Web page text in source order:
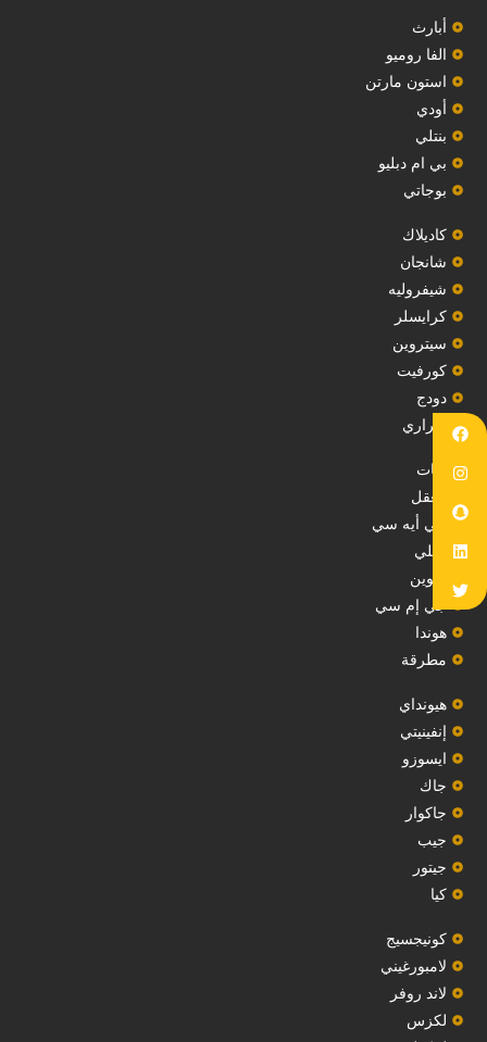
‏أبارث‏
الفا روميو
استون مارتن
أودي
بنتلي
بي ام دبليو
بوجاتي
كاديلاك
‏شانجان‏
شيفروليه
‏كرايسلر‏
سيتروين
‏كورفيت‏
دودج
فيراري
فيات
معقل
‏جي أيه سي‏
جيلي
‏تكوين‏
جي إم سي
هوندا
مطرقة
هيونداي
إنفينيتي
‏ايسوزو‏
‏جاك‏
جاكوار
جيب
‏جيتور‏
كيا
‏كونيجسيج‏
لامبورغيني
لاند روفر
لكزس